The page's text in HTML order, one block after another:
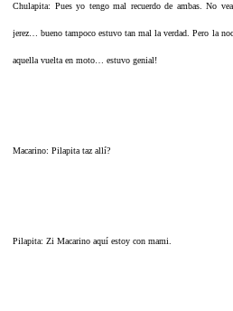
Chulapita: Pues yo tengo mal recuerdo de ambas. No
jerez… bueno tampoco estuvo tan mal la verdad. Pero la
aquella vuelta en moto… estuvo genial!
Macarino: Pilapita taz allí?
Pilapita: Zi Macarino aquí estoy con mami.